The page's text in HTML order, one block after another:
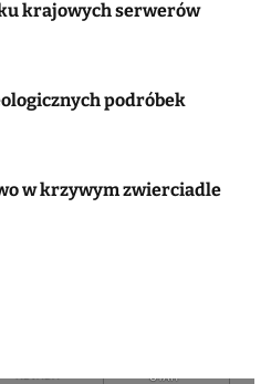
krajowych serwerów
podróbek
w krzywym zwierciadle